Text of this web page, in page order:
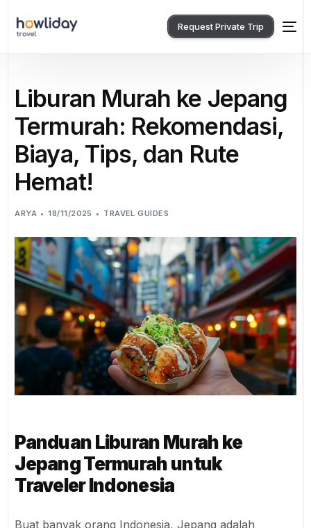
Request Private Trip
Liburan Murah ke Jepang
Termurah: Rekomendasi,
Biaya, Tips, dan Rute
Hemat!
ARYA 18/11/2025 TRAVEL GUIDES
Panduan Liburan Murah ke
Jepang Termurah untuk
Traveler Indonesia
Buat banyak orang Indonesia, Jepang adalah